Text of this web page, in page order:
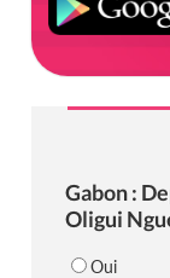
Gabon :
Oligui
Oui